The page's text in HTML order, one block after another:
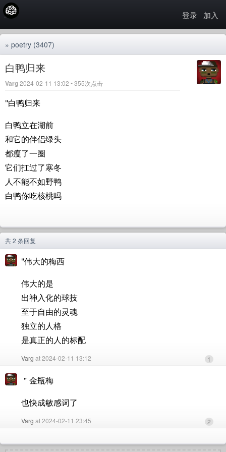
登录 加入
» poetry (3407)
白鸭归来
Varg2024-02-11 13:02 • 355次点击
"白鸭归来
白鸭立在湖前
和它的伴侣绿头
都瘦了一圈
它们扛过了寒冬
人不能不如野鸭
白鸭你吃核桃吗
共 2 条回复
"伟大的梅西
伟大的是
出神入化的球技
至于自由的灵魂
独立的人格
是真正的人的标配
Varg at 2024-02-11 13:12 1
＂金瓶梅
也快成敏感词了
Varg at 2024-02-11 23:45 2